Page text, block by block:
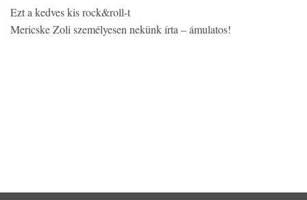
Ezt a kedves kis rock&roll-t
Mericske Zoli személyesen nekünk írta – ámulatos!